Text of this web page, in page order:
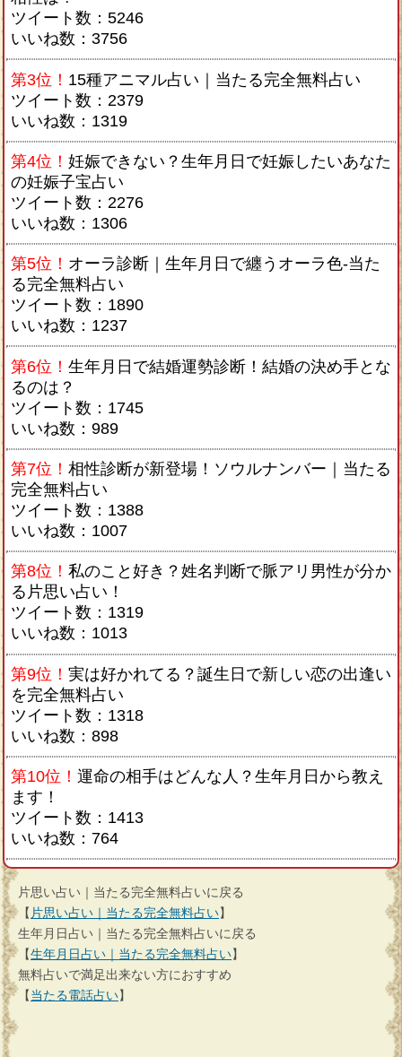
ツイート数：5246
いいね数：3756
第3位！ 15種アニマル占い｜当たる完全無料占い
ツイート数：2379
いいね数：1319
第4位！ 妊娠できない？生年月日で妊娠したいあなた
の妊娠子宝占い
ツイート数：2276
いいね数：1306
第5位！ オーラ診断｜生年月日で纏うオーラ色-当た
る完全無料占い
ツイート数：1890
いいね数：1237
第6位！ 生年月日で結婚運勢診断！結婚の決め手とな
るのは？
ツイート数：1745
いいね数：989
第7位！ 相性診断が新登場！ソウルナンバー｜当たる
完全無料占い
ツイート数：1388
いいね数：1007
第8位！ 私のこと好き？姓名判断で脈アリ男性が分か
る片思い占い！
ツイート数：1319
いいね数：1013
第9位！ 実は好かれてる？誕生日で新しい恋の出逢い
を完全無料占い
ツイート数：1318
いいね数：898
第10位！ 運命の相手はどんな人？生年月日から教え
ます！
ツイート数：1413
いいね数：764
片思い占い｜当たる完全無料占いに戻る
【 片思い占い｜当たる完全無料占い】
生年月日占い｜当たる完全無料占いに戻る
【生年月日占い｜当たる完全無料占い】
無料占いで満足出来ない方におすすめ
【当たる電話占い】